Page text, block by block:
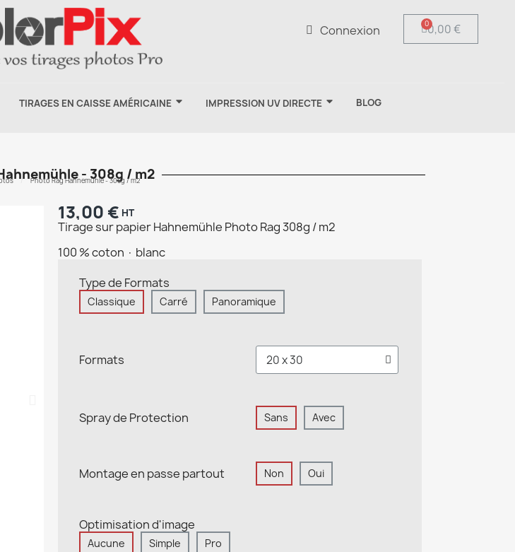
Connexion 0,00 €
TIRAGES EN CAISSE AMÉRICAINE IMPRESSION UV DIRECTE BLOG
- 308g / m2
Photo Rag Hahnemühle - 308g / m2
13,00 € HT
Tirage sur papier Hahnemühle Photo Rag 308g / m2
100 % coton · blanc
Type de Formats
Classique Carré Panoramique
Formats
Spray de Protection Sans Avec
Montage en passe partout Non Oui
Optimisation d'image
Aucune Simple Pro